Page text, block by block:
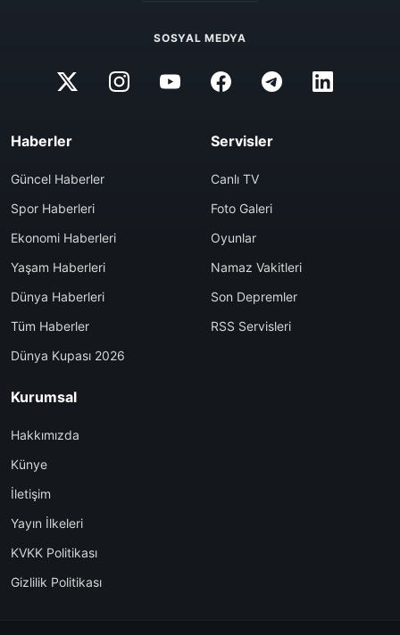
SOSYAL MEDYA
Haberler
Güncel Haberler
Spor Haberleri
Ekonomi Haberleri
Yaşam Haberleri
Dünya Haberleri
Tüm Haberler
Dünya Kupası 2026
Servisler
Canlı TV
Foto Galeri
Oyunlar
Namaz Vakitleri
Son Depremler
RSS Servisleri
Kurumsal
Hakkımızda
Künye
İletişim
Yayın İlkeleri
KVKK Politikası
Gizlilik Politikası